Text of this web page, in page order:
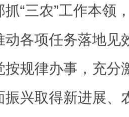
“三农”工作本领
动各项任务落地见
按规律办事，充分
振兴取得新进展、